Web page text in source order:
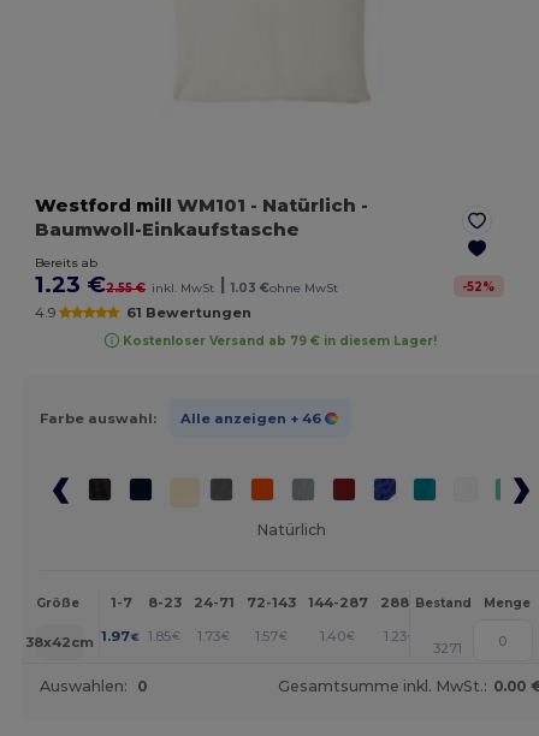
Westford mill WM101 - Natürlich -
Baumwoll-Einkaufstasche
Bereits ab
1.23 €2.55 € inkl. MwSt | 1.03 €ohne MwSt -52%
4.9 61 Bewertungen
Kostenloser Versand ab 79 € in diesem Lager!
Farbe auswahl: Alle anzeigen + 46
Natürlich
Größe 1-7 8-23 24-71 72-143 144-287 288 + Mehr
Bestand Menge
38x42cm 1.97€ 1.85€ 1.73€ 1.57€ 1.40€ 1.23€ +
3271
Auswahlen: 0 Gesamtsumme inkl. MwSt.: 0.00